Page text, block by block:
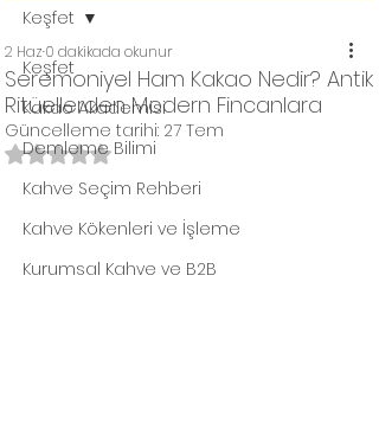
Keşfet
Kakao Akademisi
Demleme Bilimi
Kahve Seçim Rehberi
Kahve Kökenleri ve İşleme
Kurumsal Kahve ve B2B
Keşfet
Seremoniyel Ham Kakao Nedir? Antik
Ritüellerden Modern Fincanlara
2 Haz 0 dakikada okunur
Güncelleme tarihi: 27 Tem
5 üzerinden NaN yıldız